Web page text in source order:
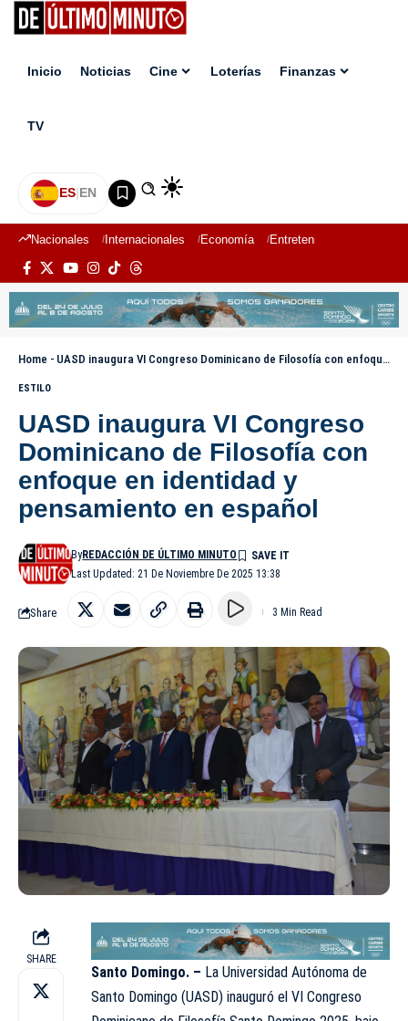
Inicio Noticias Cine Loterías Finanzas
TV
ES|EN
Nacionales Internacionales Economía Entretenimiento
Home - UASD inaugura VI Congreso Dominicano de Filosofía con enfoque en identidad y pensamiento en español
ESTILO
UASD inaugura VI Congreso
Dominicano de Filosofía con
enfoque en identidad y
pensamiento en español
Last Updated: 21 De Noviembre De 2025 13:38
ByREDACCIÓN DE ÚLTIMO MINUTO
Share 3 Min Read
SHARE
Santo Domingo. – La Universidad Autónoma de
Santo Domingo (UASD) inauguró el VI Congreso